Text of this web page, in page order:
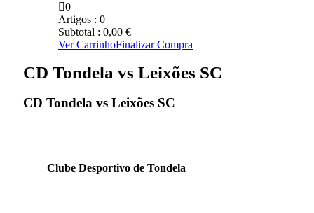
0
Artigos : 0
Subtotal : 0,00 €
Ver CarrinhoFinalizar Compra
CD Tondela vs Leixões SC
CD Tondela vs Leixões SC
Clube Desportivo de Tondela